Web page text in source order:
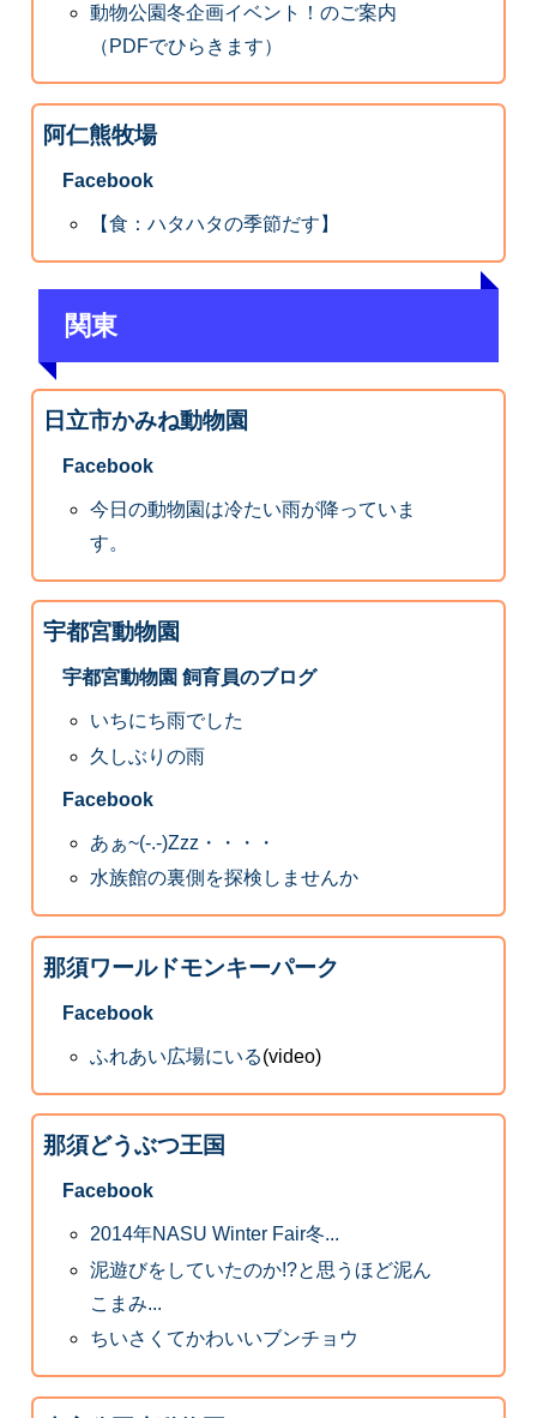
動物公園冬企画イベント！のご案内
（PDFでひらきます）
阿仁熊牧場
Facebook
【食：ハタハタの季節だす】
関東
日立市かみね動物園
Facebook
今日の動物園は冷たい雨が降っていま
す。
宇都宮動物園
宇都宮動物園 飼育員のブログ
いちにち雨でした
久しぶりの雨
Facebook
あぁ~(-.-)Zzz・・・・
水族館の裏側を探検しませんか
那須ワールドモンキーパーク
Facebook
ふれあい広場にいる(video)
那須どうぶつ王国
Facebook
2014年NASU Winter Fair冬...
泥遊びをしていたのか!?と思うほど泥ん
こまみ...
ちいさくてかわいいブンチョウ